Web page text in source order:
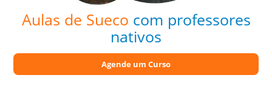
Aulas de Sueco com professores
nativos
Agende um Curso